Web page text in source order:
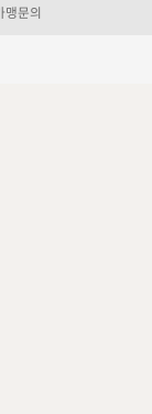
맹문의